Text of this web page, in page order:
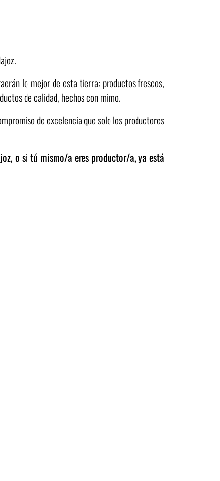
lo mejor de esta tierra: productos frescos,
de calidad, hechos con mimo.
de excelencia que solo los productores
o si tú mismo/a eres productor/a, ya está